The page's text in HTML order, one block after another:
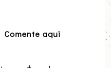
Comente aqui